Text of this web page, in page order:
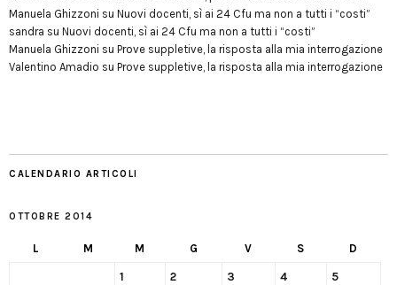
Manuela Ghizzoni su Nuovi docenti, sì ai 24 Cfu ma non a tutti i “costi”
sandra su Nuovi docenti, sì ai 24 Cfu ma non a tutti i “costi”
Manuela Ghizzoni su Prove suppletive, la risposta alla mia interrogazione
Valentino Amadio su Prove suppletive, la risposta alla mia interrogazione
CALENDARIO ARTICOLI
OTTOBRE 2014
L M M G V S D
1 2 3 4 5